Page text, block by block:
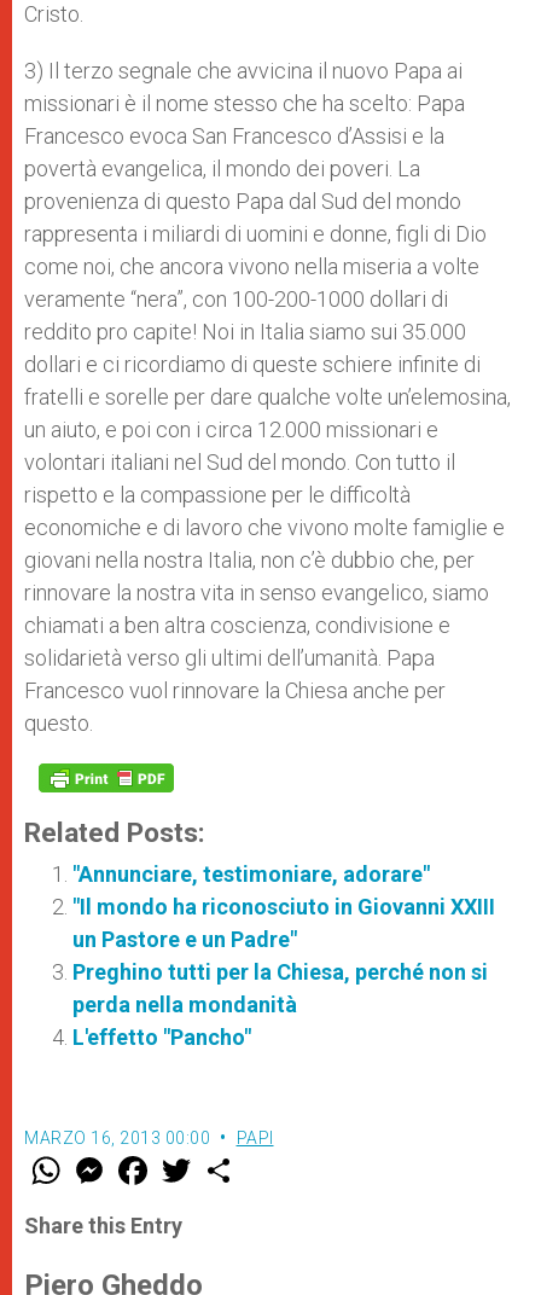
Cristo.
3) Il terzo segnale che avvicina il nuovo Papa ai
missionari è il nome stesso che ha scelto: Papa
Francesco evoca San Francesco d’Assisi e la
povertà evangelica, il mondo dei poveri. La
provenienza di questo Papa dal Sud del mondo
rappresenta i miliardi di uomini e donne, figli di Dio
come noi, che ancora vivono nella miseria a volte
veramente “nera”, con 100-200-1000 dollari di
reddito pro capite! Noi in Italia siamo sui 35.000
dollari e ci ricordiamo di queste schiere infinite di
fratelli e sorelle per dare qualche volte un’elemosina,
un aiuto, e poi con i circa 12.000 missionari e
volontari italiani nel Sud del mondo. Con tutto il
rispetto e la compassione per le difficoltà
economiche e di lavoro che vivono molte famiglie e
giovani nella nostra Italia, non c’è dubbio che, per
rinnovare la nostra vita in senso evangelico, siamo
chiamati a ben altra coscienza, condivisione e
solidarietà verso gli ultimi dell’umanità. Papa
Francesco vuol rinnovare la Chiesa anche per
questo.
Related Posts:
"Annunciare, testimoniare, adorare"
"Il mondo ha riconosciuto in Giovanni XXIII
un Pastore e un Padre"
Preghino tutti per la Chiesa, perché non si
perda nella mondanità
L'effetto "Pancho"
MARZO 16, 2013 00:00 PAPI
W
t
s
p
M
e
s
e
g
F
a
e
b
o
w
r
Share this Entry
Piero Gheddo